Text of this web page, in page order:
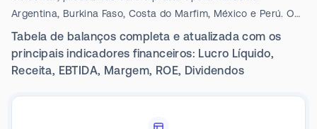
Argentina, Burkina Faso, Costa do Marfim, México e Perú. O
segmento da empresa é Mansfield, Sanu, Sango, Cuzcatlan,
Bateas, Corporate. A empresa gera a maior parte de sua
receita no segmento Sango, que opera a mina de ouro
sua receita na Costa do Marfim.
Tabela de balanços completa e atualizada com os
principais indicadores financeiros: Lucro Líquido,
Receita, EBTIDA, Margem, ROE, Dividendos